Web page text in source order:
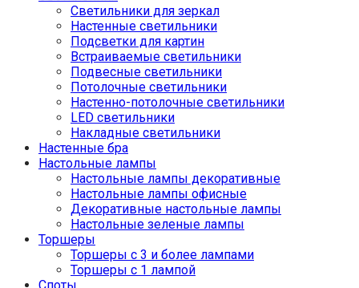
Светильники для зеркал
Настенные светильники
Подсветки для картин
Встраиваемые светильники
Подвесные светильники
Потолочные светильники
Настенно-потолочные светильники
LED светильники
Накладные светильники
Настенные бра
Настольные лампы
Настольные лампы декоративные
Настольные лампы офисные
Декоративные настольные лампы
Настольные зеленые лампы
Торшеры
Торшеры с 3 и более лампами
Торшеры с 1 лампой